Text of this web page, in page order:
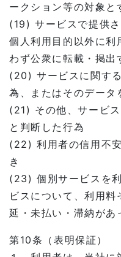
ークション等の対象と
(19) サービスで提供
個人利用目的以外に利
わず公衆に転載・掲出
(20) サービスに関す
為、またはそのデータ
(21) その他、サービ
と判断した行為
(22) 利用者の信用不
き
(23) 個別サービスを
ビスについて、利用
延・未払い・滞納があ
第10条（表明保証）